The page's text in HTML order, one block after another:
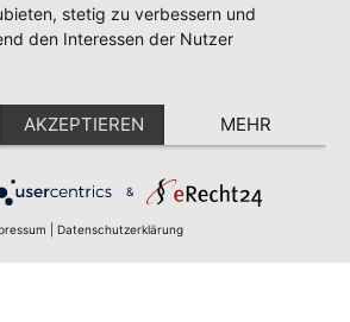
stetig zu verbessern und
den Interessen der Nutzer
AKZEPTIEREN MEHR
&
Datenschutzerklärung